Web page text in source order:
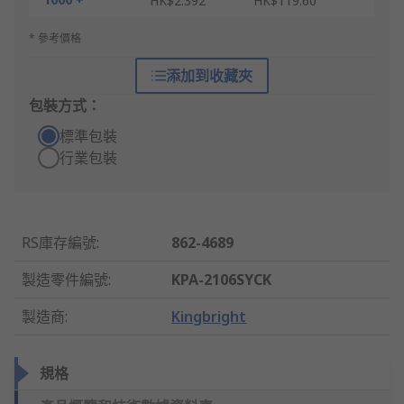
* 參考價格
添加到收藏夾
包裝方式：
標準包裝
行業包裝
RS庫存編號:
862-4689
製造零件編號:
KPA-2106SYCK
製造商: Kingbright
規格